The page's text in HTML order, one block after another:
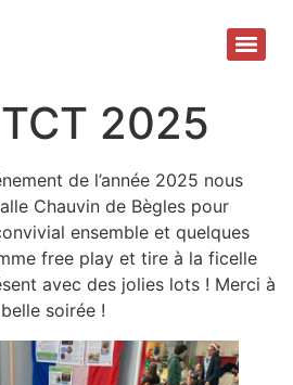
2025
de l’année 2025 nous
Chauvin de Bègles pour
ensemble et quelques
free play et tire à la ficelle
avec des jolies lots ! Merci à
soirée !